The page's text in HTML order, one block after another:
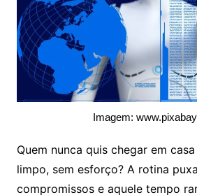
Imagem:
Quem nunca quis chegar em
limpo, sem esforço? A rotina
compromissos e aquele tempo